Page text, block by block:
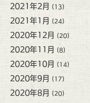
2021年2月 (13)
2021年1月 (24)
2020年12月 (20)
2020年11月 (8)
2020年10月 (14)
2020年9月 (17)
2020年8月 (20)